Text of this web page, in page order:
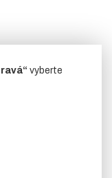
vyberte